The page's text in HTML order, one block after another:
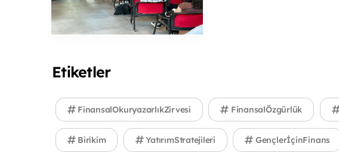
Etiketler
FinansalOkuryazarlıkZirvesi FinansalÖzgürlük
Birikim YatırımStratejileri GençlerİçinFinans